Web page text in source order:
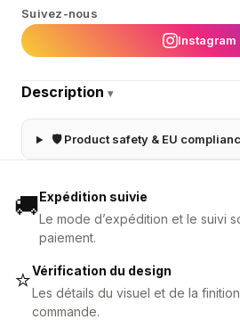
Suivez-nous
Instagram
Description ▾
🛡 Product safety & EU
🚚Expédition suivie
Le mode d’expédition et le suivi
paiement.
⭐Vérification du design
Les détails du visuel et de la
commande.